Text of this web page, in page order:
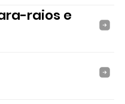
raios e